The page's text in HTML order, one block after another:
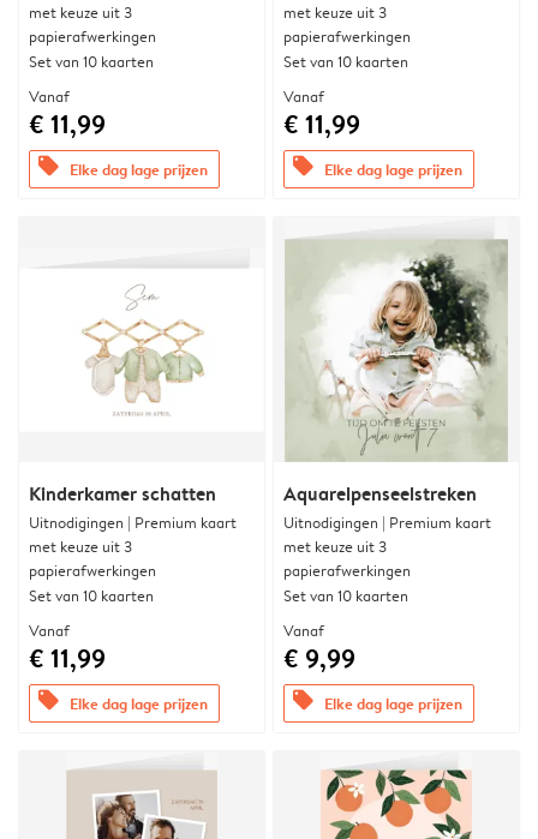
met keuze uit 3
papierafwerkingen
Set van 10 kaarten
Vanaf
€ 11,99
offers Elke dag lage prijzen
met keuze uit 3
papierafwerkingen
Set van 10 kaarten
Vanaf
€ 11,99
offers Elke dag lage prijzen
Kinderkamer schatten
Uitnodigingen | Premium kaart
met keuze uit 3
papierafwerkingen
Set van 10 kaarten
Vanaf
€ 11,99
offers Elke dag lage prijzen
Aquarelpenseelstreken
Uitnodigingen | Premium kaart
met keuze uit 3
papierafwerkingen
Set van 10 kaarten
Vanaf
€ 9,99
offers Elke dag lage prijzen